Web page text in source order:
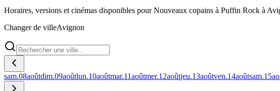
Horaires, versions et cinémas disponibles pour Nouveaux copains à Puffin Rock à
Changer de villeAvignon
sam.08aoûtdim.09aoûtlun.10aoûtmar.11aoûtmer.12aoûtjeu.13aoûtven.14aoûtsam.15